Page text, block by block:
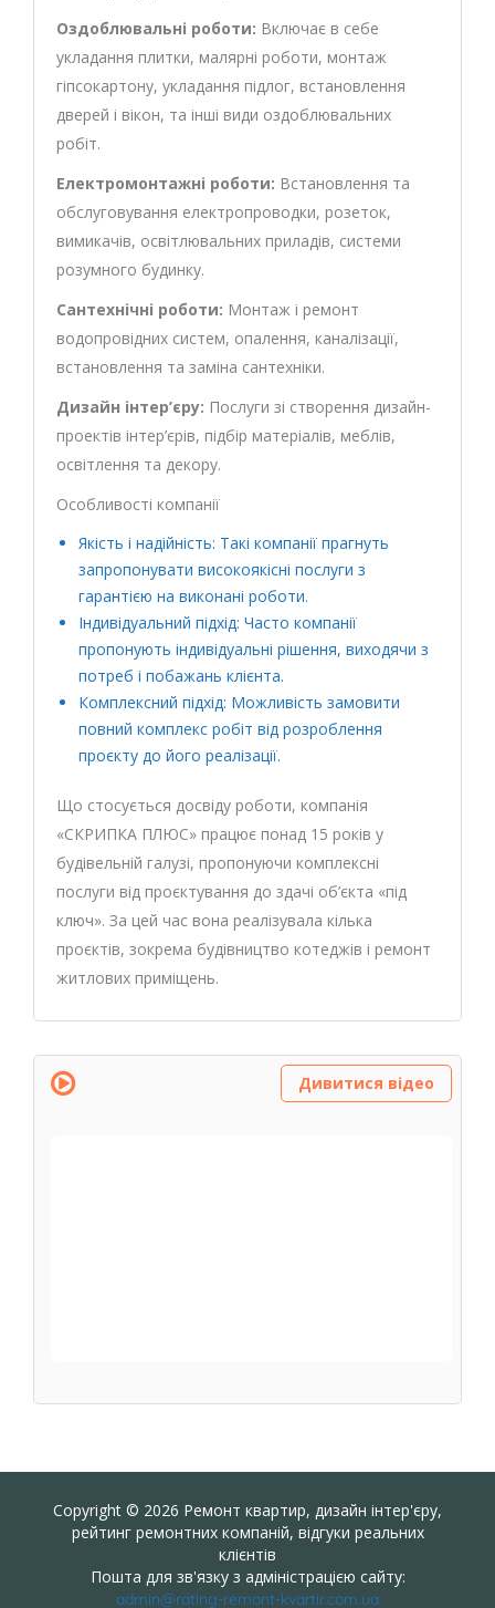
Оздоблювальні роботи: Включає в себе
укладання плитки, малярні роботи, монтаж
гіпсокартону, укладання підлог, встановлення
дверей і вікон, та інші види оздоблювальних
робіт.
Електромонтажні роботи: Встановлення та
обслуговування електропроводки, розеток,
вимикачів, освітлювальних приладів, системи
розумного будинку.
Сантехнічні роботи: Монтаж і ремонт
водопровідних систем, опалення, каналізації,
встановлення та заміна сантехніки.
Дизайн інтер’єру: Послуги зі створення дизайн-
проектів інтер’єрів, підбір матеріалів, меблів,
освітлення та декору.
Особливості компанії
Якість і надійність: Такі компанії прагнуть
запропонувати високоякісні послуги з
гарантією на виконані роботи.
Індивідуальний підхід: Часто компанії
пропонують індивідуальні рішення, виходячи з
потреб і побажань клієнта.
Комплексний підхід: Можливість замовити
повний комплекс робіт від розроблення
проєкту до його реалізації.
Що стосується досвіду роботи, компанія
«СКРИПКА ПЛЮС» працює понад 15 років у
будівельній галузі, пропонуючи комплексні
послуги від проєктування до здачі об’єкта «під
ключ». За цей час вона реалізувала кілька
проєктів, зокрема будівництво котеджів і ремонт
житлових приміщень.
Дивитися відео
Copyright © 2026 Ремонт квартир, дизайн інтер'єру,
рейтинг ремонтних компаній, відгуки реальних
клієнтів
Пошта для зв'язку з адміністрацією сайту:
admin@rating-remont-kvartir.com.ua